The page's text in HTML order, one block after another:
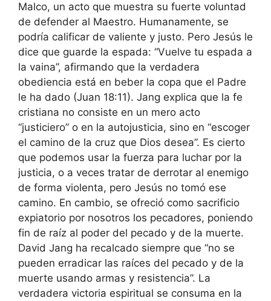
Malco, un acto que muestra su fuerte voluntad
de defender al Maestro. Humanamente, se
podría calificar de valiente y justo. Pero Jesús le
dice que guarde la espada: “Vuelve tu espada a
la vaina”, afirmando que la verdadera
obediencia está en beber la copa que el Padre
le ha dado (Juan 18:11). Jang explica que la fe
cristiana no consiste en un mero acto
“justiciero” o en la autojusticia, sino en “escoger
el camino de la cruz que Dios desea”. Es cierto
que podemos usar la fuerza para luchar por la
justicia, o a veces tratar de derrotar al enemigo
de forma violenta, pero Jesús no tomó ese
camino. En cambio, se ofreció como sacrificio
expiatorio por nosotros los pecadores, poniendo
fin de raíz al poder del pecado y de la muerte.
David Jang ha recalcado siempre que “no se
pueden erradicar las raíces del pecado y de la
muerte usando armas y resistencia”. La
verdadera victoria espiritual se consuma en la